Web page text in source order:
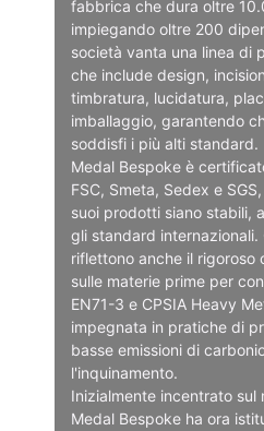
fabbrica che dura oltre
impiegando oltre 200
società vanta una linea di
che include design,
timbratura, lucidatura,
imballaggio, garantendo
soddisfi i più alti standard.
Medal Bespoke è
FSC, Smeta, Sedex e
suoi prodotti siano stabili,
gli standard
riflettono anche il rigoroso
sulle materie prime per
EN71-3 e CPSIA Heavy
impegnata in pratiche di
basse emissioni di
l'inquinamento.
Inizialmente incentrato sul
Medal Bespoke ha ora